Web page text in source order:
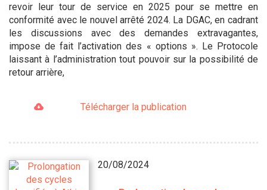
revoir leur tour de service en 2025 pour se mettre en
conformité avec le nouvel arrêté 2024. La DGAC, en cadrant
les discussions avec des demandes extravagantes,
impose de fait l’activation des « options ». Le Protocole
laissant à l’administration tout pouvoir sur la possibilité de
retour arrière,
Télécharger la publication
20/08/2024